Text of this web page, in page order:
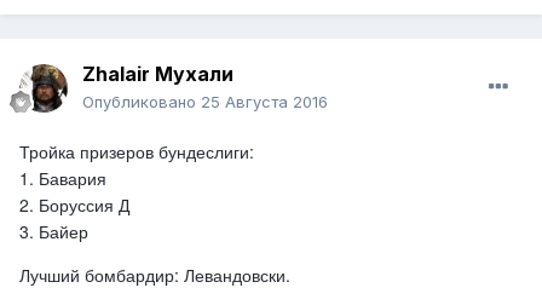
Боруссия Д – Майнц 2-1
Герта – Фрайбург 1-1
Zhalair Мухали
Опубликовано 25 Августа 2016
Тройка призеров бундеслиги:
1. Бавария
2. Боруссия Д
3. Байер
Лучший бомбардир: Левандовски.